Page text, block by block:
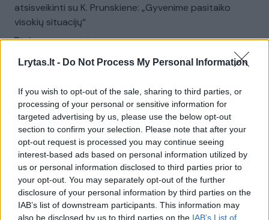
Lrytas.lt - Do Not Process My Personal Information
If you wish to opt-out of the sale, sharing to third parties, or
processing of your personal or sensitive information for
targeted advertising by us, please use the below opt-out
section to confirm your selection. Please note that after your
opt-out request is processed you may continue seeing
interest-based ads based on personal information utilized by
us or personal information disclosed to third parties prior to
your opt-out. You may separately opt-out of the further
disclosure of your personal information by third parties on the
IAB’s list of downstream participants. This information may
also be disclosed by us to third parties on the IAB’s List of
atsisveikinti su K. Prunskiene: „Gyvenime pasitaiko
visokių situacijų“
Žinios | Lietuvos diena
Žiūrimiausi įrašai
00:00:49
Pateikė daugiau detalių apie iš tėvų paimtus šešis
vaikus: jiems kilusi grėsmė
Žinios | Lietuvos diena